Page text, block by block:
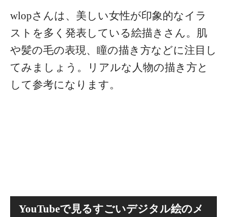
wlopさんは、美しい女性が印象的なイラ
ストを多く発表している絵描きさん。肌
や髪の毛の表現、瞳の描き方などに注目し
てみましょう。リアルな人物の描き方と
して参考になります。
YouTubeで見るすごいデジタル絵のメ